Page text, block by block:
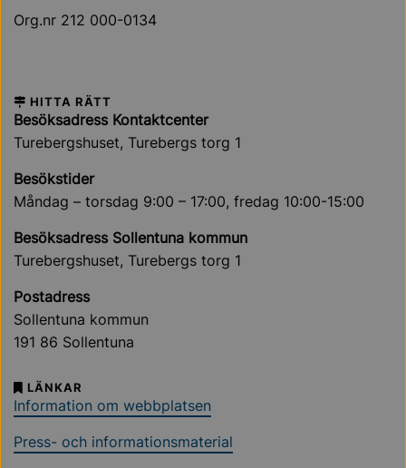
Org.nr 212 000-0134
HITTA RÄTT
Besöksadress Kontaktcenter
Turebergshuset, Turebergs torg 1
Besökstider
Måndag – torsdag 9:00 – 17:00, fredag 10:00-15:00
Besöksadress Sollentuna kommun
Turebergshuset, Turebergs torg 1
Postadress
Sollentuna kommun
191 86 Sollentuna
LÄNKAR
Information om webbplatsen
Press- och informationsmaterial